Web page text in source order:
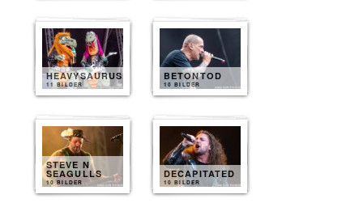
HEAVYSAURUS
11 BILDER
BETONTOD
10 BILDER
STEVE N
SEAGULLS
10 BILDER
DECAPITATED
10 BILDER